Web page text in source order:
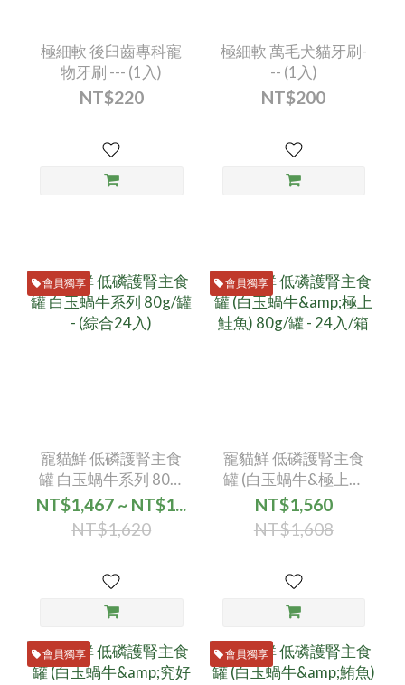
極細軟 後臼齒專科寵
物牙刷 --- (1入)
NT$220
極細軟 萬毛犬貓牙刷-
-- (1入)
NT$200
會員獨享
寵貓鮮 低磷護腎主食
罐 白玉蝸牛系列 80g/
罐 - (綜合24入)
NT$1,467 ~ NT$1...
NT$1,620
會員獨享
寵貓鮮 低磷護腎主食
罐 (白玉蝸牛&極上鮭
魚) 80g/罐 - 24入/箱
NT$1,560
NT$1,608
會員獨享 會員獨享